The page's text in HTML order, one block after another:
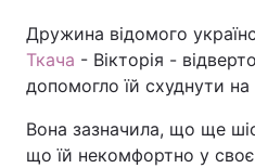
Головна
Економіка
Дружина відомого
Ткача - Вікторія -
допомогло їй схуднути на
Вона зазначила, що ще
що їй некомфортно у